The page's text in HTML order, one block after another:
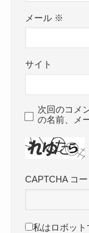
メール ※
サイト
次回のコメ
の名前、メ
CAPTCHA コー
私はロボット